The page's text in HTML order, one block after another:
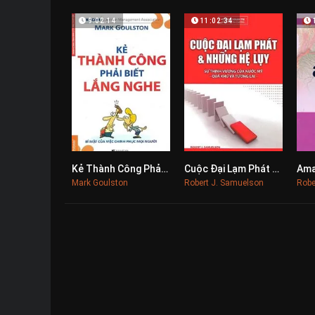
0
9:02:14
Kẻ Thành Công Phải Biết Lắng Nghe
Mark Goulston
0
11:02:34
Cuộc Đại Lạm Phát & Những Hệ Lụy
Robert J. Samuelson